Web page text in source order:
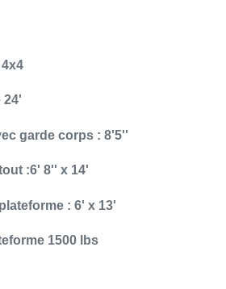
24'
garde corps : 8'5''
:6' 8'' x 14'
: 6' x 13'
1500 lbs